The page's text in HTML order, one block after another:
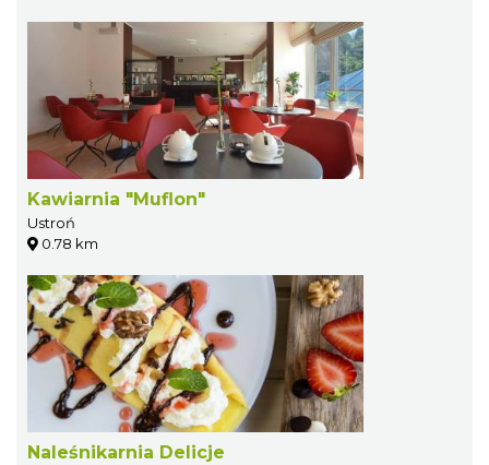
Kawiarnia "Muflon"
Ustroń
0.78 km
Naleśnikarnia Delicje